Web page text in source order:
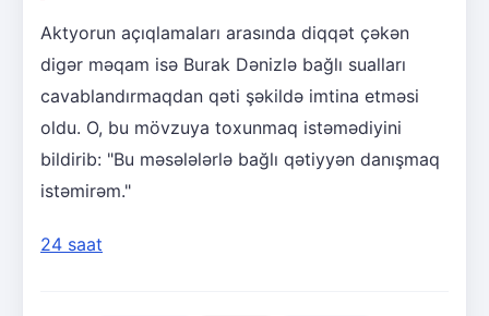
Aktyorun açıqlamaları arasında diqqət çəkən
digər məqam isə Burak Dənizlə bağlı sualları
cavablandırmaqdan qəti şəkildə imtina etməsi
oldu. O, bu mövzuya toxunmaq istəmədiyini
bildirib: "Bu məsələlərlə bağlı qətiyyən danışmaq
istəmirəm."
24 saat